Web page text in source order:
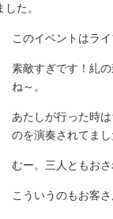
た。
このイベントはラ
素敵すぎです！糺
ね～。
あたしが行った時
のを演奏されてま
むー。三人ともお
こういうのもお客